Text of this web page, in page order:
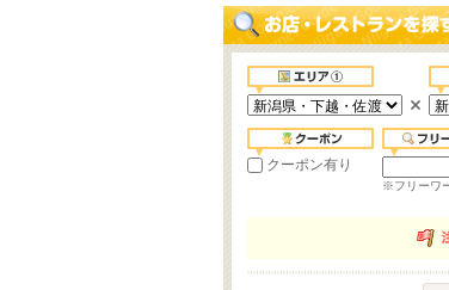
クーポン有り
※フリーワ